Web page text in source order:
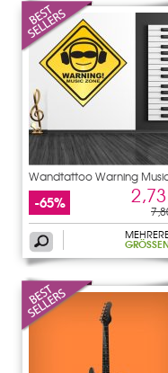
Wandtattoo Warning
-65%
GRÖSSEN